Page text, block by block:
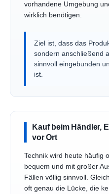
vorhandene Umgebung
wirklich benötigen.
Ziel ist, dass das
sondern anschließend
sinnvoll eingebunden
ist.
Kauf beim Händler,
vor Ort
Technik wird heute häufig
bequem und mit großer
Fällen völlig sinnvoll.
oft genau die Lücke, die